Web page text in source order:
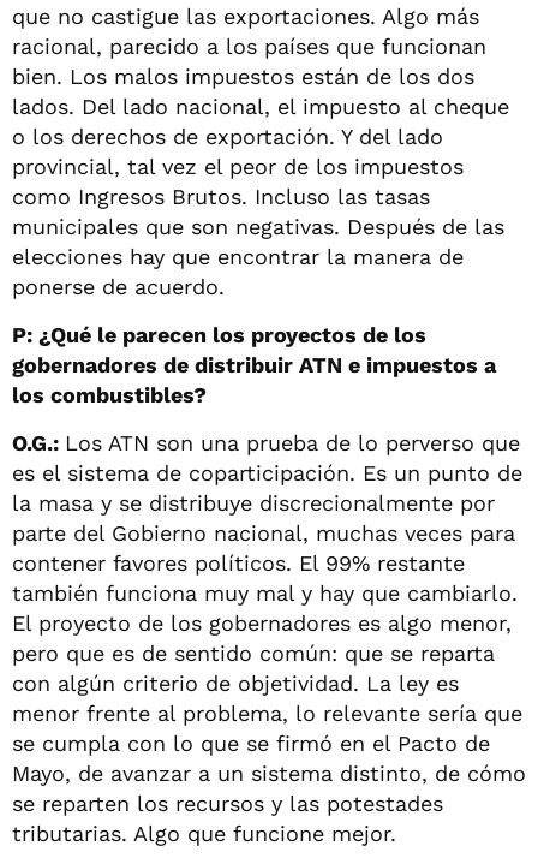
que no castigue las exportaciones. Algo más
racional, parecido a los países que funcionan
bien. Los malos impuestos están de los dos
lados. Del lado nacional, el impuesto al cheque
o los derechos de exportación. Y del lado
provincial, tal vez el peor de los impuestos
como Ingresos Brutos. Incluso las tasas
municipales que son negativas. Después de las
elecciones hay que encontrar la manera de
ponerse de acuerdo.
P: ¿Qué le parecen los proyectos de los
gobernadores de distribuir ATN e impuestos a
los combustibles?
O.G.: Los ATN son una prueba de lo perverso que
es el sistema de coparticipación. Es un punto de
la masa y se distribuye discrecionalmente por
parte del Gobierno nacional, muchas veces para
contener favores políticos. El 99% restante
también funciona muy mal y hay que cambiarlo.
El proyecto de los gobernadores es algo menor,
pero que es de sentido común: que se reparta
con algún criterio de objetividad. La ley es
menor frente al problema, lo relevante sería que
se cumpla con lo que se firmó en el Pacto de
Mayo, de avanzar a un sistema distinto, de cómo
se reparten los recursos y las potestades
tributarias. Algo que funcione mejor.